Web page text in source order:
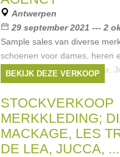
Antwerpen
29 september 2021 --- 2
Sample sales van diverse
schoenen voor dames, heren
Mackage, les Tricots de Lea,
Schneiders, Follovers,
White Sand, Invicta, ... CASH
Merken:DIADORA,
Mackage, White Sand , ...
BEKIJK DEZE VERKOOP
STOCKVERKOOP
MERKKLEDING;
MACKAGE, LES
DE LEA, JUCCA, ...